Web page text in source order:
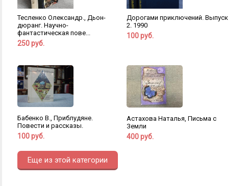
Тесленко Олександр., Дьон-
дюранг. Научно-
фантастическая пове...
250 руб.
Дорогами приключений. Выпуск
2. 1990
100 руб.
Бабенко В., Приблудяне.
Повести и рассказы.
100 руб.
Астахова Наталья, Письма с
Земли
400 руб.
Еще из этой категории